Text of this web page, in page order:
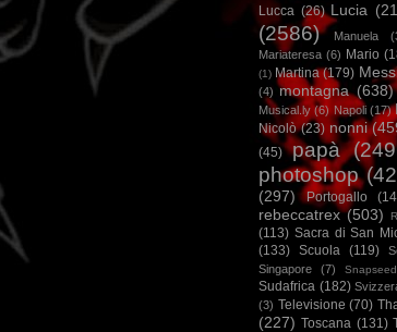
Lucca (26) Lucia
(2586)
Manuela
Mariateresa (6) Mario
(1) Martina (179)
(4) montagna (638)
Musical.ly (6) Napoli (17)
Nicolò (23) nonni
(45)
papà
photoshop
(297)
Portogallo
rebeccatrex (503)
(113) Sacra di San
(133) Scuola (119)
Singapore (7) Snapseed
Sudafrica (182)
(3) Televisione (70)
(227) Toscana (131)